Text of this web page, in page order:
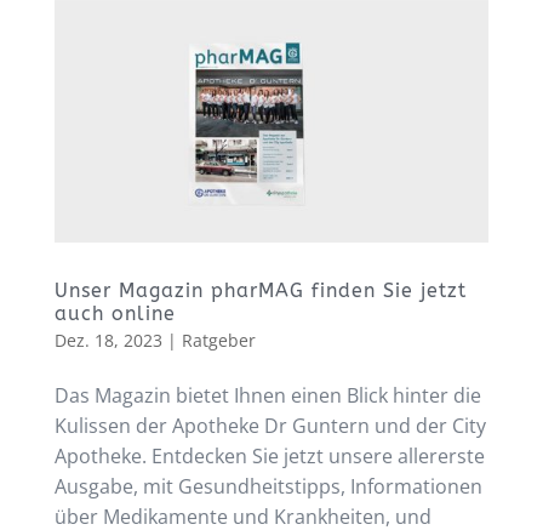
Unser Magazin pharMAG finden Sie jetzt
auch online
Dez. 18, 2023 | Ratgeber
Das Magazin bietet Ihnen einen Blick hinter die
Kulissen der Apotheke Dr Guntern und der City
Apotheke. Entdecken Sie jetzt unsere allererste
Ausgabe, mit Gesundheitstipps, Informationen
über Medikamente und Krankheiten, und